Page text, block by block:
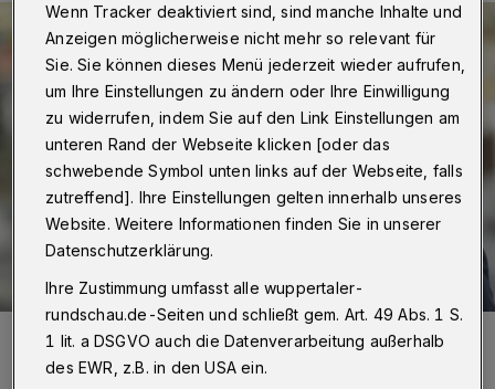
Marcel Hafke.
Wenn Tracker deaktiviert sind, sind manche Inhalte und
Anzeigen möglicherweise nicht mehr so relevant für
Sie. Sie können dieses Menü jederzeit wieder aufrufen,
um Ihre Einstellungen zu ändern oder Ihre Einwilligung
zu widerrufen, indem Sie auf den Link Einstellungen am
unteren Rand der Webseite klicken [oder das
schwebende Symbol unten links auf der Webseite, falls
zutreffend]. Ihre Einstellungen gelten innerhalb unseres
Website. Weitere Informationen finden Sie in unserer
Datenschutzerklärung.
Ihre Zustimmung umfasst alle wuppertaler-
rundschau.de-Seiten und schließt gem. Art. 49 Abs. 1 S.
1 lit. a DSGVO auch die Datenverarbeitung außerhalb
des EWR, z.B. in den USA ein.